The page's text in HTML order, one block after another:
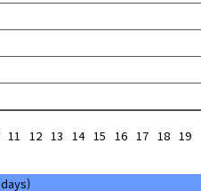
11 12 13 14 15 16 17 18 19
days)